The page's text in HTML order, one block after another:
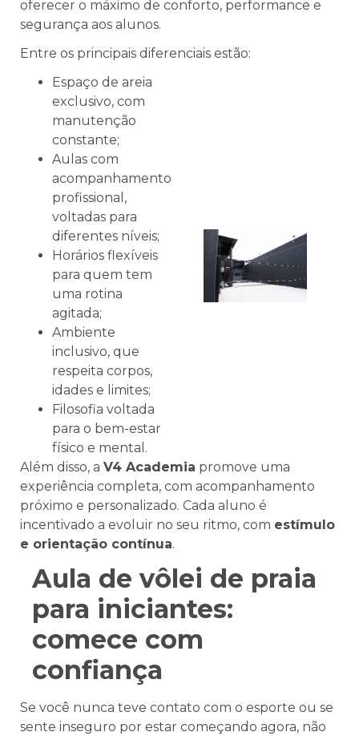
oferecer o máximo de conforto, performance e
segurança aos alunos.
Entre os principais diferenciais estão:
Espaço de areia
exclusivo, com
manutenção
constante;
Aulas com
acompanhamento
profissional,
voltadas para
diferentes níveis;
Horários flexíveis
para quem tem
uma rotina
agitada;
Ambiente
inclusivo, que
respeita corpos,
idades e limites;
Filosofia voltada
para o bem-estar
físico e mental.
Além disso, a V4 Academia promove uma
experiência completa, com acompanhamento
próximo e personalizado. Cada aluno é
incentivado a evoluir no seu ritmo, com estímulo
e orientação contínua.
Aula de vôlei de praia
para iniciantes:
comece com
confiança
Se você nunca teve contato com o esporte ou se
sente inseguro por estar começando agora, não